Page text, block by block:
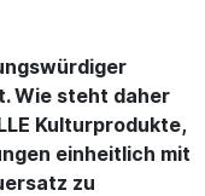
Wie steht daher
Kulturprodukte,
einheitlich mit
zu